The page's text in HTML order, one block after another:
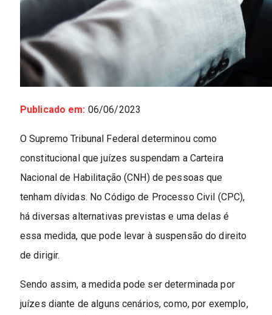
Publicado em: 06/06/2023
O Supremo Tribunal Federal determinou como
constitucional que juízes suspendam a Carteira
Nacional de Habilitação (CNH) de pessoas que
tenham dívidas. No Código de Processo Civil (CPC),
há diversas alternativas previstas e uma delas é
essa medida, que pode levar à suspensão do direito
de dirigir.
Sendo assim, a medida pode ser determinada por
juízes diante de alguns cenários, como, por exemplo,